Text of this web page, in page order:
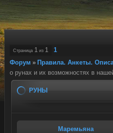
Страница 1 из 1
1
Форум » Правила. Анкеты.
о рунах и их возможностях в
РУНЫ
Маремьяна